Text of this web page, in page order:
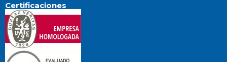
Certificaciones